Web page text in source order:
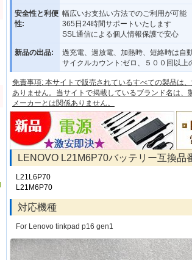
安全性と利便
性:
幅広いお支払い方法でのご利用が可能
365日24時間サポートいたします
SSL通信による個人情報保護で安心
新品の出品:
過充電、過放電、加熱時、短絡時は自
サイクルカウント:ゼロ、５００回以上
免責事項: 本サイトで販売されているすべての製品は
ありません。当サイトで掲載しているブランド名は、
メーカーとは関係ありません。
LENOVO L21M6P70バッテリー互換品
L21L6P70
L21M6P70
対応機種
For Lenovo tinkpad p16 gen1